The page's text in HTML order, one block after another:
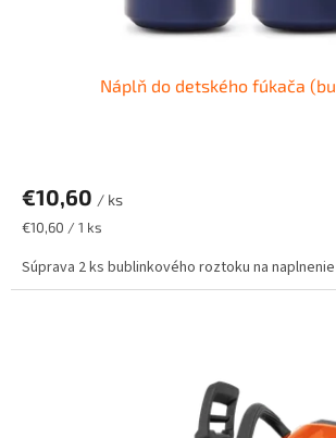
Náplň do detského fúkača
€10,60 / ks
Jednotková
€10,60 / 1 ks
Súprava 2 ks bublinkového roztoku na